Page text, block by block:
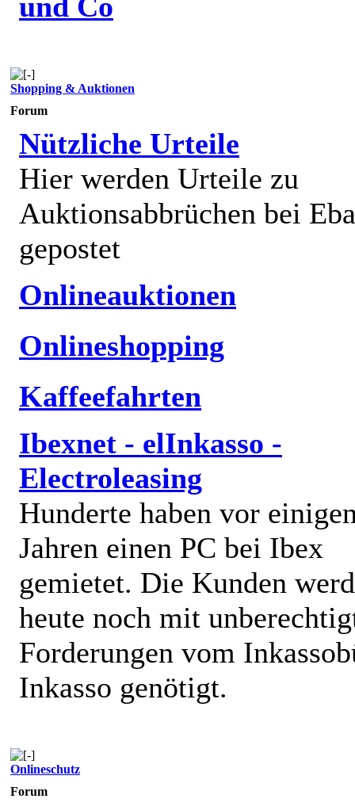
Shopping & Auktionen
Forum
Nützliche Urteile
Hier werden Urteile zu
Auktionsabbrüchen bei
gepostet
Onlineauktionen
Onlineshopping
Kaffeefahrten
Ibexnet - elInkasso -
Electroleasing
Hunderte haben vor
Jahren einen PC bei Ibex
gemietet. Die Kunden
heute noch mit
Forderungen vom
Inkasso genötigt.
Onlineschutz
Forum